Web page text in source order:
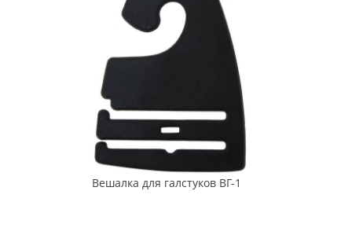
Вешалка для галстуков ВГ-1